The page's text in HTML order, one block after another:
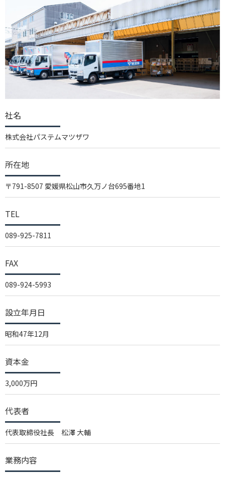
社名
株式会社パステムマツザワ
所在地
〒791-8507 愛媛県松山市久万ノ台695番地1
TEL
089-925-7811
FAX
089-924-5993
設立年月日
昭和47年12月
資本金
3,000万円
代表者
代表取締役社長 松澤 大輔
業務内容